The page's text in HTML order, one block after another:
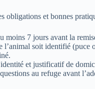
obligations et bonnes
moins 7 jours avant la
l’animal soit identifié (puce
et justificatif de
au refuge avant